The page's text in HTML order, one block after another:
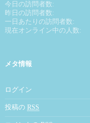
今日の訪問者数:
昨日の訪問者数:
一日あたりの訪問者数:
現在オンライン中の人数:
メタ情報
ログイン
投稿の RSS